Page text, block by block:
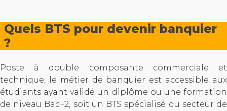
Quels BTS pour devenir banquier
?
Poste à double composante commerciale et
technique, le métier de banquier est accessible aux
étudiants ayant validé un diplôme ou une formation
de niveau Bac+2, soit un BTS spécialisé du secteur de